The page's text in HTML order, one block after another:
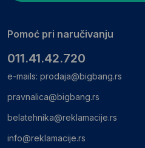
Pomoć pri naručivanju
011.41.42.720
e-mails: prodaja@bigbang.rs
pravnalica@bigbang.rs
belatehnika@reklamacije.rs
info@reklamacije.rs